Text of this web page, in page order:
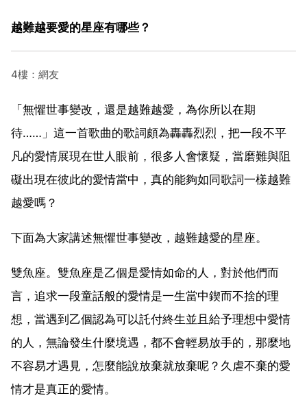
越難越要愛的星座有哪些？
4樓：網友
「無懼世事變改，還是越難越愛，為你所以在期
待……」這一首歌曲的歌詞頗為轟轟烈烈，把一段不平
凡的愛情展現在世人眼前，很多人會懷疑，當磨難與阻
礙出現在彼此的愛情當中，真的能夠如同歌詞一樣越難
越愛嗎？
下面為大家講述無懼世事變改，越難越愛的星座。
雙魚座。雙魚座是乙個是愛情如命的人，對於他們而
言，追求一段童話般的愛情是一生當中鍥而不捨的理
想，當遇到乙個認為可以託付終生並且給予理想中愛情
的人，無論發生什麼境遇，都不會輕易放手的，那麼地
不容易才遇見，怎麼能說放棄就放棄呢？久虐不棄的愛
情才是真正的愛情。